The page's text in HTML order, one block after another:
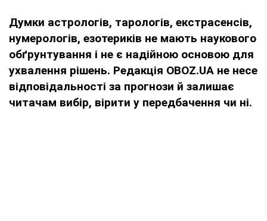
Думки астрологів, тарологів, екстрасенсів,
нумерологів, езотериків не мають наукового
обґрунтування і не є надійною основою для
ухвалення рішень. Редакція OBOZ.UA не несе
відповідальності за прогнози й залишає
читачам вибір, вірити у передбачення чи ні.